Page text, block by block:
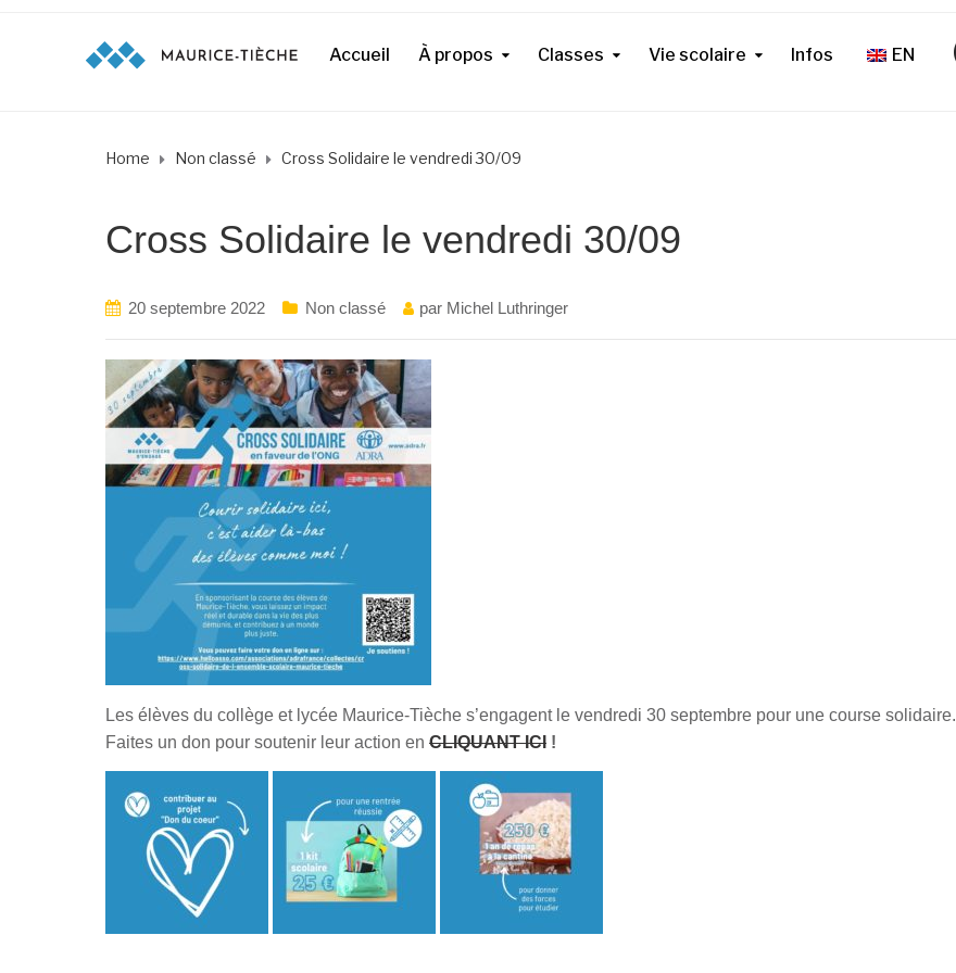
Accueil À propos Classes Vie scolaire Infos EN
Home Non classé Cross Solidaire le vendredi 30/09
Cross Solidaire le vendredi 30/09
20 septembre 2022 Non classé par Michel Luthringer
Les élèves du collège et lycée Maurice-Tièche s’engagent le vendredi 30 septembre pour une course solidaire.
Faites un don pour soutenir leur action en CLIQUANT ICI !